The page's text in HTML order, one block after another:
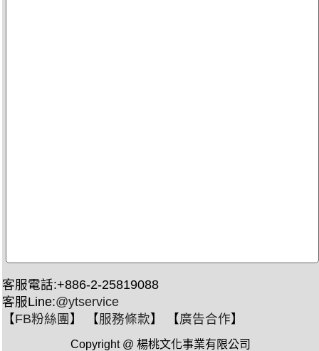
客服電話:+886-2-25819088
客服Line:@ytservice
【FB粉絲團 】 【服務條款】 【廣告合作】
Copyright @ 楊桃文化事業有限公司